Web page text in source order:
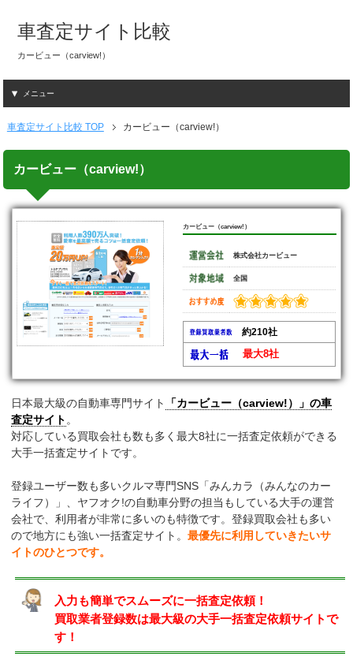
車査定サイト比較
カービュー（carview!）
メニュー
車査定サイト比較 TOP カービュー（carview!）
カービュー（carview!）
カービュー（carview!）
株式会社カービュー
全国
約210社
最大8社
日本最大級の自動車専門サイト
「カービュー（carview!）」の車
査定サイト 。
対応している買取会社も数も多く最大8社に一括査定依頼ができる
大手一括査定サイトです。
登録ユーザー数も多いクルマ専門SNS「みんカラ（みんなのカー
ライフ）」、ヤフオク!の自動車分野の担当もしている大手の運営
会社で、利用者が非常に多いのも特徴です。登録買取会社も多い
ので地方にも強い一括査定サイト。最優先に利用していきたいサ
イトのひとつです。
入力も簡単でスムーズに一括査定依頼！
買取業者登録数は最大級の大手一括査定依頼サイトで
す！